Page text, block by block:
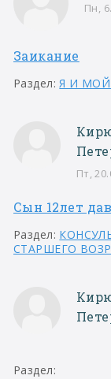
Пн,
Заикание
Раздел:Я И МОЙ
Пт,
Сын 12лет
Раздел:
СТАРШЕГО
Раздел: